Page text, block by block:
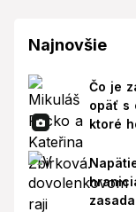
Najnovšie
Čo je
opäť s
ktoré